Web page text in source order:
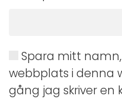
Spara mitt
webbplats i denna
gång jag skriver en